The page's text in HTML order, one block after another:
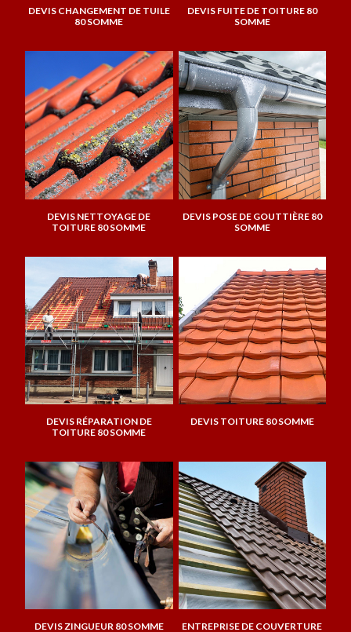
DEVIS CHANGEMENT DE TUILE
80 SOMME
DEVIS FUITE DE TOITURE 80
SOMME
DEVIS NETTOYAGE DE
TOITURE 80 SOMME
DEVIS POSE DE GOUTTIÈRE 80
SOMME
DEVIS RÉPARATION DE
TOITURE 80 SOMME
DEVIS TOITURE 80 SOMME
DEVIS ZINGUEUR 80 SOMME
ENTREPRISE DE COUVERTURE